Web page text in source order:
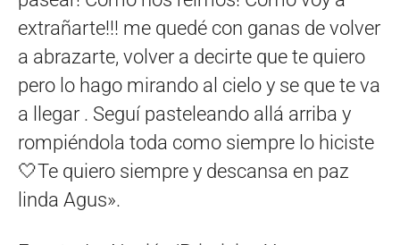
extrañarte!!! me quedé con ganas de volver
a abrazarte, volver a decirte que te quiero
pero lo hago mirando al cielo y se que te va
a llegar . Seguí pasteleando allá arriba y
rompiéndola toda como siempre lo hiciste
🤍Te quiero siempre y descansa en paz
linda Agus».